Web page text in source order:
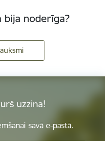
noderīga?
uzzina!
savā e-pastā.